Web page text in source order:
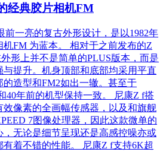
经典胶片相机FM
前一亮的复古外形设计，是以1982年
机FM 为蓝本。 相对于之前发布的Z
形上并不是简单的PLUS版本，而是
与提升。机身顶部和底部均采用平直
的造型和FM2如出一辙。甚至于
40年前的机型保持一致。 尼康Z f搭
效像素的全画幅传感器，以及和旗舰
7图像处理器，因此这款微单的
，无论是细节呈现还是高感控噪亦或
有着不错的性能。 尼康Z f支持6K超